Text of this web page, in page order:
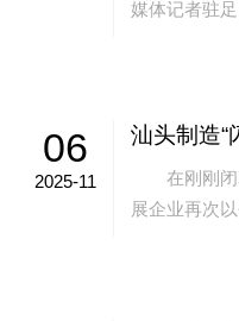
媒体记者驻
06
2025-11
汕头制造“
在刚刚闭
展企业再次